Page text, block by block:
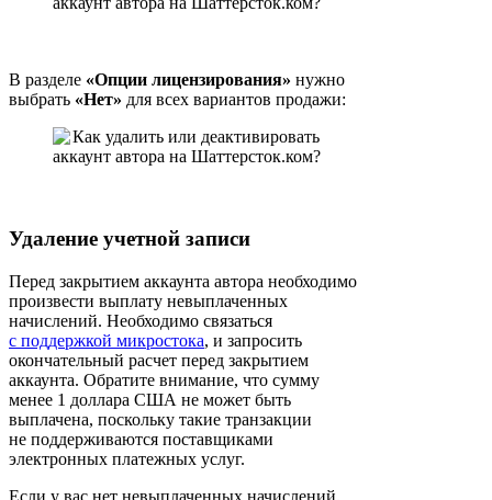
В разделе «Опции лицензирования» нужно
выбрать «Нет» для всех вариантов продажи:
Удаление учетной записи
Перед закрытием аккаунта автора необходимо
произвести выплату невыплаченных
начислений. Необходимо связаться
с поддержкой микростока, и запросить
окончательный расчет перед закрытием
аккаунта. Обратите внимание, что сумму
менее 1 доллара США не может быть
выплачена, поскольку такие транзакции
не поддерживаются поставщиками
электронных платежных услуг.
Если у вас нет невыплаченных начислений,